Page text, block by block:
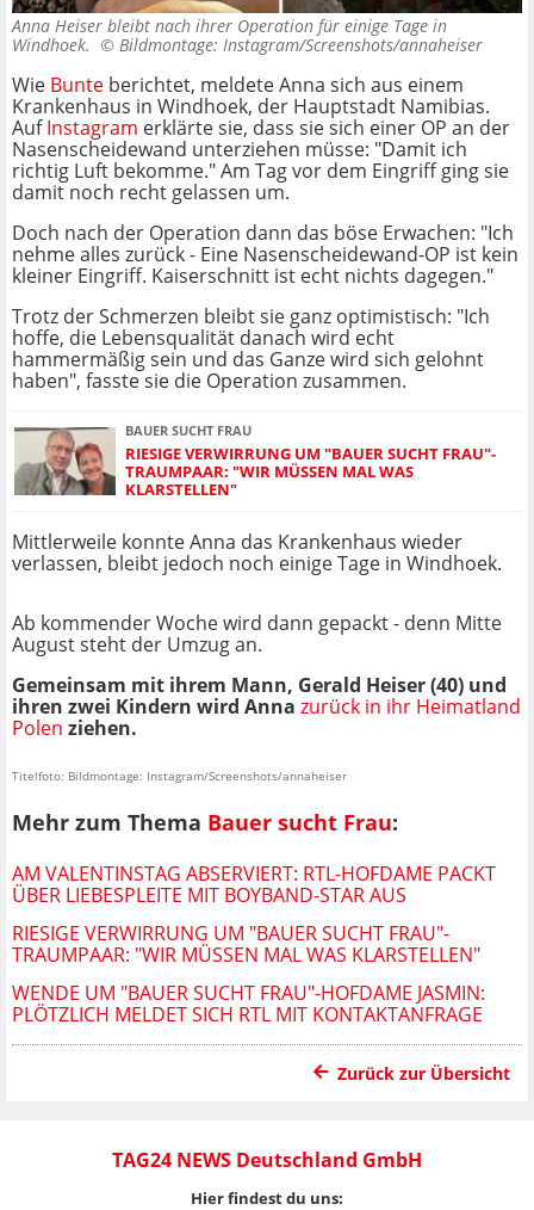
Anna Heiser bleibt nach ihrer Operation für einige Tage in
Windhoek. © Bildmontage: Instagram/Screenshots/annaheiser
Wie Bunte berichtet, meldete Anna sich aus einem
Krankenhaus in Windhoek, der Hauptstadt Namibias.
AufInstagram erklärte sie, dass sie sich einer OP an der
Nasenscheidewand unterziehen müsse: "Damit ich
richtig Luft bekomme." Am Tag vor dem Eingriff ging sie
damit noch recht gelassen um.
Doch nach der Operation dann das böse Erwachen: "Ich
nehme alles zurück - Eine Nasenscheidewand-OP ist kein
kleiner Eingriff. Kaiserschnitt ist echt nichts dagegen."
Trotz der Schmerzen bleibt sie ganz optimistisch: "Ich
hoffe, die Lebensqualität danach wird echt
hammermäßig sein und das Ganze wird sich gelohnt
haben", fasste sie die Operation zusammen.
BAUER SUCHT FRAU
RIESIGE VERWIRRUNG UM "BAUER SUCHT FRAU"-
TRAUMPAAR: "WIR MÜSSEN MAL WAS
KLARSTELLEN"
Mittlerweile konnte Anna das Krankenhaus wieder
verlassen, bleibt jedoch noch einige Tage in Windhoek.
Ab kommender Woche wird dann gepackt - denn Mitte
August steht der Umzug an.
Gemeinsam mit ihrem Mann, Gerald Heiser (40) und
ihren zwei Kindern wird Anna zurück in ihr Heimatland
Polen ziehen.
Titelfoto: Bildmontage: Instagram/Screenshots/annaheiser
Mehr zum Thema Bauer sucht Frau:
AM VALENTINSTAG ABSERVIERT: RTL-HOFDAME PACKT
ÜBER LIEBESPLEITE MIT BOYBAND-STAR AUS
RIESIGE VERWIRRUNG UM "BAUER SUCHT FRAU"-
TRAUMPAAR: "WIR MÜSSEN MAL WAS KLARSTELLEN"
WENDE UM "BAUER SUCHT FRAU"-HOFDAME JASMIN:
PLÖTZLICH MELDET SICH RTL MIT KONTAKTANFRAGE
Zurück zur Übersicht
TAG24 NEWS Deutschland GmbH
Hier findest du uns: